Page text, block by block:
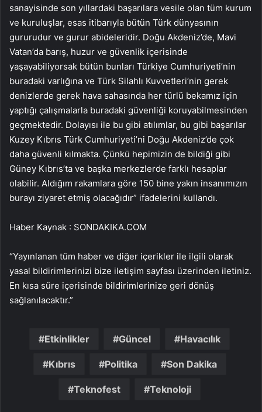
sanayisinde son yıllardaki başarılara vesile olan tüm kurum
ve kuruluşlar, esas itibarıyla bütün Türk dünyasının
gururudur ve gurur abideleridir. Doğu Akdeniz’de, Mavi
Vatan’da barış, huzur ve güvenlik içerisinde
yaşayabiliyorsak bütün bunları Türkiye Cumhuriyeti’nin
buradaki varlığına ve Türk Silahlı Kuvvetleri’nin gerek
denizlerde gerek hava sahasında her türlü bekamız için
yaptığı çalışmalarla buradaki güvenliği koruyabilmesinden
geçmektedir. Dolayısı ile bu gibi atılımlar, bu gibi başarılar
Kuzey Kıbrıs Türk Cumhuriyeti’ni Doğu Akdeniz’de çok
daha güvenli kılmakta. Çünkü hepimizin de bildiği gibi
Güney Kıbrıs’ta ve başka merkezlerde farklı hesaplar
olabilir. Aldığım rakamlara göre 150 bine yakın insanımızın
burayı ziyaret etmiş olacağıdır” ifadelerini kullandı.
Haber Kaynak : SONDAKIKA.COM
“Yayınlanan tüm haber ve diğer içerikler ile ilgili olarak
yasal bildirimlerinizi bize iletişim sayfası üzerinden iletiniz.
En kısa süre içerisinde bildirimlerinize geri dönüş
sağlanılacaktır.”
Etkinlikler Güncel Havacılık
Kıbrıs Politika Son Dakika
Teknofest Teknoloji